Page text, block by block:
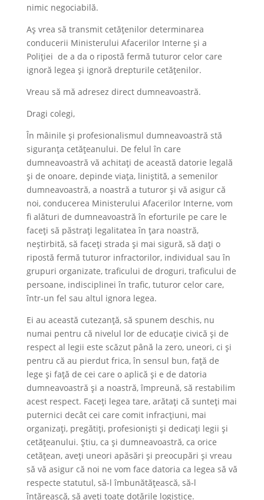
nimic negociabilă.
Aș vrea să transmit cetățenilor determinarea
conducerii Ministerului Afacerilor Interne și a
Poliției de a da o ripostă fermă tuturor celor care
ignoră legea și ignoră drepturile cetățenilor.
Vreau să mă adresez direct dumneavoastră.
Dragi colegi,
În mâinile și profesionalismul dumneavoastră stă
siguranța cetățeanului. De felul în care
dumneavoastră vă achitați de această datorie legală
și de onoare, depinde viața, liniștită, a semenilor
dumneavoastră, a noastră a tuturor și vă asigur că
noi, conducerea Ministerului Afacerilor Interne, vom
fi alături de dumneavoastră în eforturile pe care le
faceți să păstrați legalitatea în țara noastră,
neștirbită, să faceți strada și mai sigură, să dați o
ripostă fermă tuturor infractorilor, individual sau în
grupuri organizate, traficului de droguri, traficului de
persoane, indisciplinei în trafic, tuturor celor care,
într-un fel sau altul ignora legea.
Ei au această cutezanță, să spunem deschis, nu
numai pentru că nivelul lor de educație civică și de
respect al legii este scăzut până la zero, uneori, ci și
pentru că au pierdut frica, în sensul bun, față de
lege și față de cei care o aplică și e de datoria
dumneavoastră și a noastră, împreună, să restabilim
acest respect. Faceți legea tare, arătați că sunteți mai
puternici decât cei care comit infracțiuni, mai
organizați, pregătiți, profesioniști și dedicați legii și
cetățeanului. Știu, ca și dumneavoastră, ca orice
cetățean, aveți uneori apăsări și preocupări și vreau
să vă asigur că noi ne vom face datoria ca legea să vă
respecte statutul, să-l îmbunătățească, să-l
întărească, să aveți toate dotările logistice.